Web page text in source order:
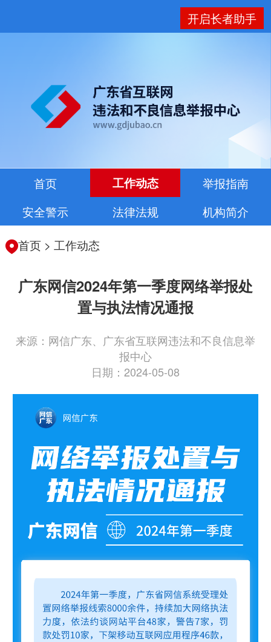
开启长者助手
首页 工作动态
举报指南
安全警示
法律法规 机构简介
首页> 工作动态
广东网信2024年第一季度网络举报处
置与执法情况通报
来源：网信广东、广东省互联网违法和不良信息举
报中心
日期：2024-05-08